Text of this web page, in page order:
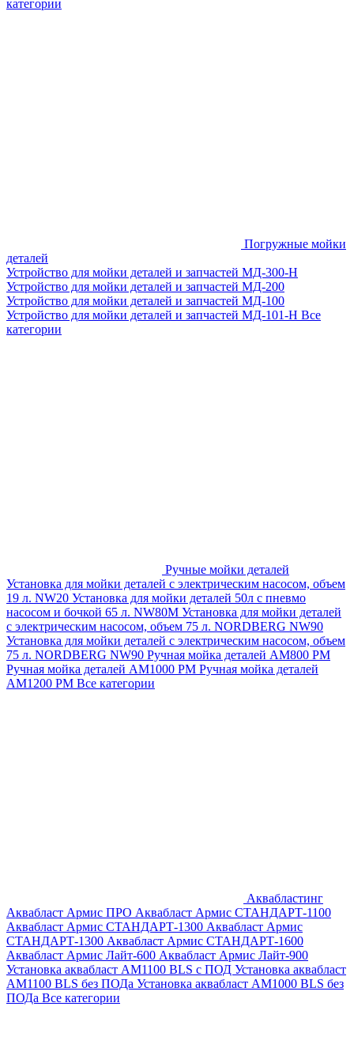
категории
Погружные мойки
деталей
Устройство для мойки деталей и запчастей МД-300-H
Устройство для мойки деталей и запчастей МД-200
Устройство для мойки деталей и запчастей МД-100
Устройство для мойки деталей и запчастей МД-101-Н Все
категории
Ручные мойки деталей
Установка для мойки деталей с электрическим насосом, объем
19 л. NW20 Установка для мойки деталей 50л с пневмо
насосом и бочкой 65 л. NW80M Установка для мойки деталей
с электрическим насосом, объем 75 л. NORDBERG NW90
Установка для мойки деталей с электрическим насосом, объем
75 л. NORDBERG NW90 Ручная мойка деталей АМ800 РМ
Ручная мойка деталей АМ1000 РМ Ручная мойка деталей
АМ1200 РМ Все категории
Аквабластинг
Аквабласт Армис ПРО Аквабласт Армис СТАНДАРТ-1100
Аквабласт Армис СТАНДАРТ-1300 Аквабласт Армис
СТАНДАРТ-1300 Аквабласт Армис СТАНДАРТ-1600
Аквабласт Армис Лайт-600 Аквабласт Армис Лайт-900
Установка аквабласт AM1100 BLS с ПОД Установка аквабласт
AM1100 BLS без ПОДа Установка аквабласт AM1000 BLS без
ПОДа Все категории